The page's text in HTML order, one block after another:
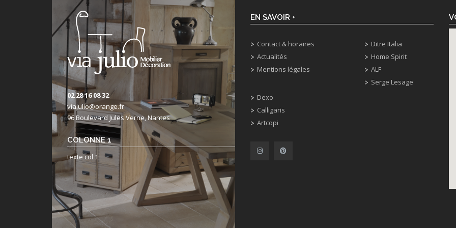
02 28 16 08 32
viajulio@orange.fr
96 Boulevard Jules Verne, Nantes
COLONNE 1
texte col 1
EN SAVOIR +
Contact & horaires
Actualités
Mentions légales
Dexo
Calligaris
Artcopi
Ditre Italia
Home Spirit
ALF
Serge Lesage